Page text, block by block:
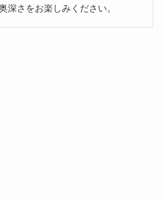
深さをお楽しみください。